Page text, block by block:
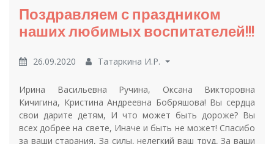
Поздравляем с праздником
наших любимых воспитателей!!!
26.09.2020 Татаркина И.Р.
Ирина Васильевна Ручина, Оксана Викторовна
Кичигина, Кристина Андреевна Бобряшова! Вы сердца
свои дарите детям, И что может быть дороже? Вы
всех добрее на свете, Иначе и быть не может! Спасибо
за ваши старания, За силы, нелегкий ваш труд, За ваши